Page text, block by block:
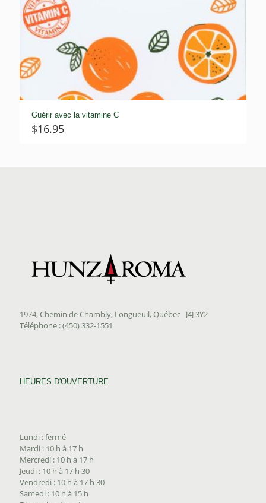
Guérir avec la vitamine C
$16.95
1974, Chemin de Chambly, Longueuil, Québec J4J 3Y2
Téléphone : (450) 332-1551
HEURES D'OUVERTURE
Lundi : fermé
Mardi : 10 h à 17 h
Mercredi : 10 h à 17 h
Jeudi : 10 h à 17 h 30
Vendredi : 10 h à 17 h 30
Samedi : 10 h à 15 h